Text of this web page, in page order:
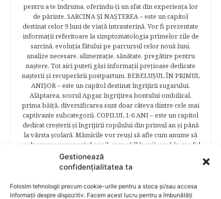
Gestionează
confidențialitatea ta
Folosim tehnologii precum cookie-urile pentru a stoca și/sau accesa
informații despre dispozitiv. Facem acest lucru pentru a îmbunătăți
pentru a te îndruma, oferindu-ţi un sfat din experienţa lor
de părinte. SARCINA ŞI NAŞTEREA – este un capitol
destinat celor 9 luni de viaţă intrauterină. Vor fi prezentate
informaţii referitoare la simptomatologia primelor zile de
sarcină, evoluţia fătului pe parcursul celor nouă luni,
analize necesare, alimentaţie, sănătate, pregătire pentru
naştere. Tot aici puteti găsi informaţii preţioase dedicate
naşterii şi recuperării postpartum. BEBELUŞUL ÎN PRIMUL
ANIŞOR – este un capitol destinat îngrijirii sugarului.
Alăptarea, scorul Apgar, îngrijirea bontului ombilical,
prima băiţă, diversificarea sunt doar câteva dintre cele mai
captivante subcategorii. COPILUL 1-6 ANI – este un capitol
dedicat creşterii şi îngrijirii copilului din primul an şi până
la vârsta şcolară. Mămicile vor reuşi să afle cum anume să
se descurce cu propriul copil, cum să îl îngrijească în aşa fel
încât să crească perfect sănătos. EDUCAŢIE – este un capitol
captivant în care poţi afla cum să îţi educi copilul în aşa fel
încât să poţi obţine performanţe şcolare sigure. FAMILIA –
este un capitol destinat vieţii de familie ce conţine o serie
întreagă de sfaturi eficiente. COPII TALENTAŢI – este un